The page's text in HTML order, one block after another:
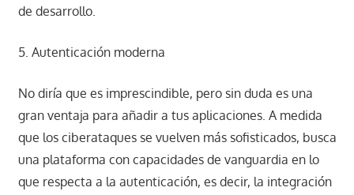
de desarrollo.
5. Autenticación moderna
No diría que es imprescindible, pero sin duda es una
gran ventaja para añadir a tus aplicaciones. A medida
que los ciberataques se vuelven más sofisticados, busca
una plataforma con capacidades de vanguardia en lo
que respecta a la autenticación, es decir, la integración